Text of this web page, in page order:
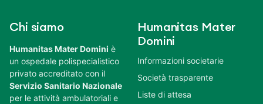
Chi siamo
Humanitas Mater Domini è
un ospedale polispecialistico
privato accreditato con il
Servizio Sanitario Nazionale
per le attività ambulatoriali e
Humanitas Mater
Domini
Informazioni societarie
Società trasparente
Liste di attesa